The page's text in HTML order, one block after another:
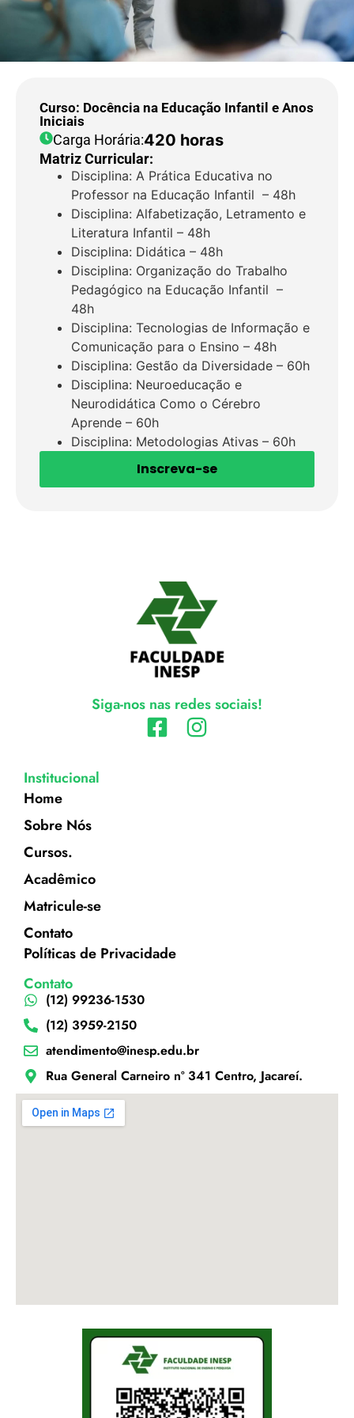
Curso: Docência na Educação Infantil e Anos
Iniciais
Carga Horária:420 horas
Matriz Curricular:
Disciplina: A Prática Educativa no
Professor na Educação Infantil – 48h
Disciplina: Alfabetização, Letramento e
Literatura Infantil – 48h
Disciplina: Didática – 48h
Disciplina: Organização do Trabalho
Pedagógico na Educação Infantil –
48h
Disciplina: Tecnologias de Informação e
Comunicação para o Ensino – 48h
Disciplina: Gestão da Diversidade – 60h
Disciplina: Neuroeducação e
Neurodidática Como o Cérebro
Aprende – 60h
Disciplina: Metodologias Ativas – 60h
Inscreva-se
Siga-nos nas redes sociais!
Institucional
Home
Sobre Nós
Cursos.
Acadêmico
Matricule-se
Contato
Políticas de Privacidade
Contato
(12) 99236-1530
(12) 3959-2150
atendimento@inesp.edu.br
Rua General Carneiro nº 341 Centro, Jacareí.